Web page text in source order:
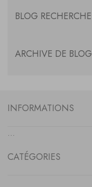
BLOG RECHERCHE
ARCHIVE DE BLOG
INFORMATIONS
...
CATÉGORIES